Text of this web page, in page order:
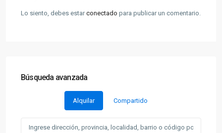
Lo siento, debes estarconectado para publicar un comentario.
Búsqueda avanzada
Alquilar Compartido